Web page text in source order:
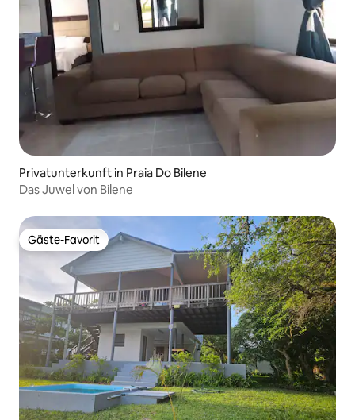
Privatunterkunft in Praia Do Bilene
Das Juwel von Bilene
Gäste-Favorit
Gäste-Favorit